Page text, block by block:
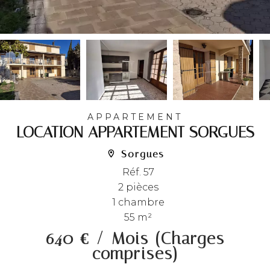
APPARTEMENT
LOCATION APPARTEMENT SORGUES
Sorgues
Réf. 57
2 pièces
1 chambre
55 m²
640 € / Mois (Charges
comprises)